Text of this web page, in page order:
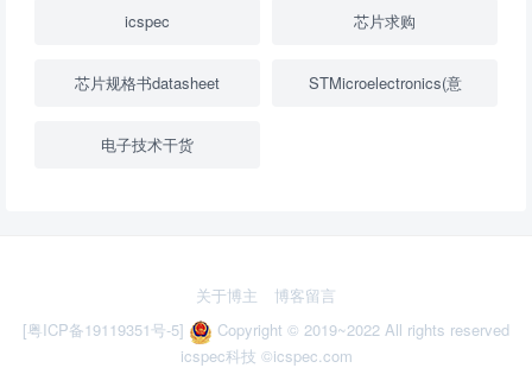
USB隔离器 1
2
icspec 芯片求购
芯片规格书datasheet STMicroelectronics(意
电子技术干货
关于博主
博客留言
[粤ICP备19119351号-5]
Copyright © 2019~2022 All rights reserved
icspec科技 ©icspec.com